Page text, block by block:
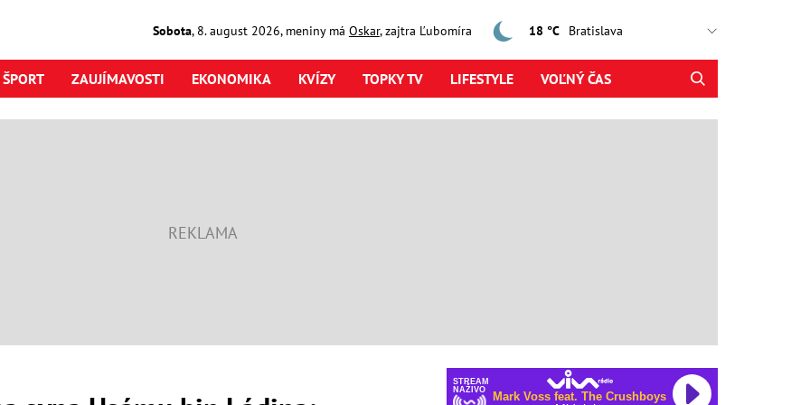
Sobota, 8. august2026, meniny má Oskar, zajtra Ľubomíra 18 °C
ŠPORT ZAUJÍMAVOSTI EKONOMIKA KVÍZY TOPKY TV LIFESTYLE VOĽNÝ ČAS
STREAM
NAŽIVO
Mark Voss feat. The Crushboys